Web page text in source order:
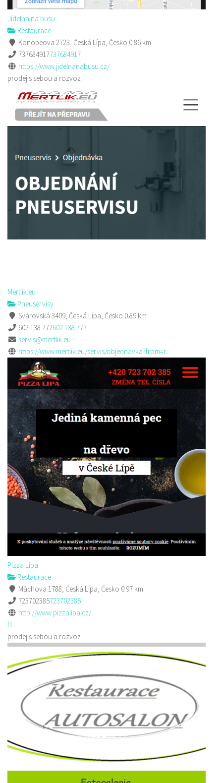
Jídelna na busu
Restaurace
Konopeova 2723, Česká Lípa, Česko 0.86 km
737684917737684917
https://www.jidelnanabusu.cz/
prodej s sebou a rozvoz
Mertlík.eu
Pneuservisy
Svárovská 3409, Česká Lípa, Česko 0.89 km
602 138 777602 138 777
servis@mertlik.eu
https://www.mertlik.eu/servis/objednavka?from=r...
Pizza Lípa
Restaurace
Máchova 1788, Česká Lípa, Česko 0.97 km
723702385723702385
http://www.pizzalipa.cz/
prodej s sebou a rozvoz